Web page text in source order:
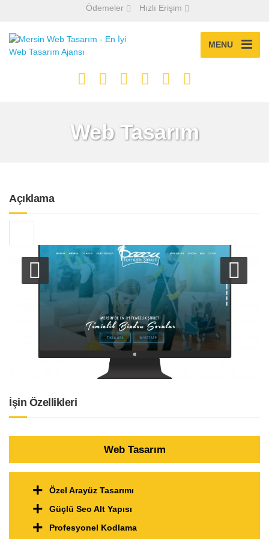
Ödemeler Hızlı Erişim
MENU
Web Tasarım
Açıklama
Previous
İşin Özellikleri
Web Tasarım
Özel Arayüz Tasarımı
Güçlü Seo Alt Yapısı
Profesyonel Kodlama